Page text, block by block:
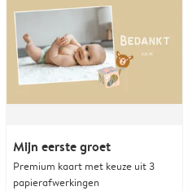
Mijn eerste groet
Premium kaart met keuze uit 3
papierafwerkingen